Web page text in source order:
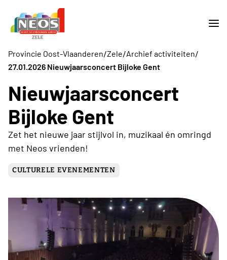
Provincie Oost-Vlaanderen/Zele/Archief activiteiten/
27.01.2026 Nieuwjaarsconcert Bijloke Gent
Nieuwjaarsconcert
Bijloke Gent
Zet het nieuwe jaar stijlvol in, muzikaal én omringd
met Neos vrienden!
CULTURELE EVENEMENTEN